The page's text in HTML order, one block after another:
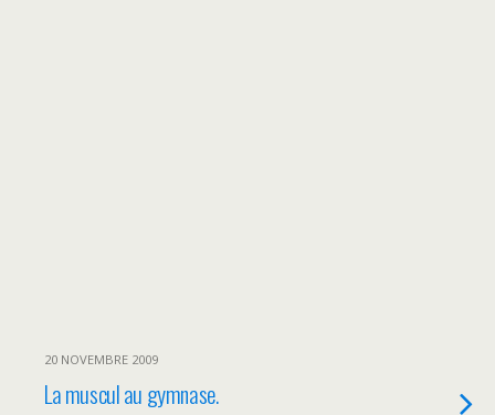
20 NOVEMBRE 2009
La muscul au gymnase.